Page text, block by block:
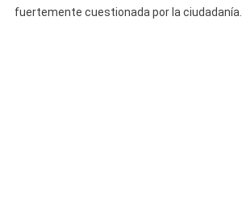
fuertemente cuestionada por la ciudadanía.